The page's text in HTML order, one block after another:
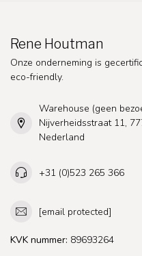
Rene Houtman
Onze onderneming is
eco-friendly.
Warehouse (geen
Nijverheidsstraat 11,
Nederland
+31 (0)523 265 366
[email protected]
KVK nummer: 89693264